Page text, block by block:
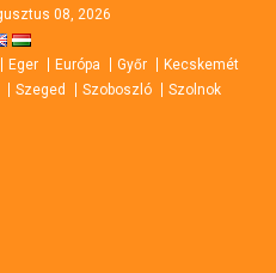
08, 2026
Eger Európa Győr
Kecskemét
Szeged Szoboszló Szolnok